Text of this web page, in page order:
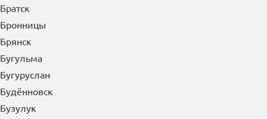
Биробиджан
Благовещенск
Бор
Борисоглебск
Боровичи
Братск
Бронницы